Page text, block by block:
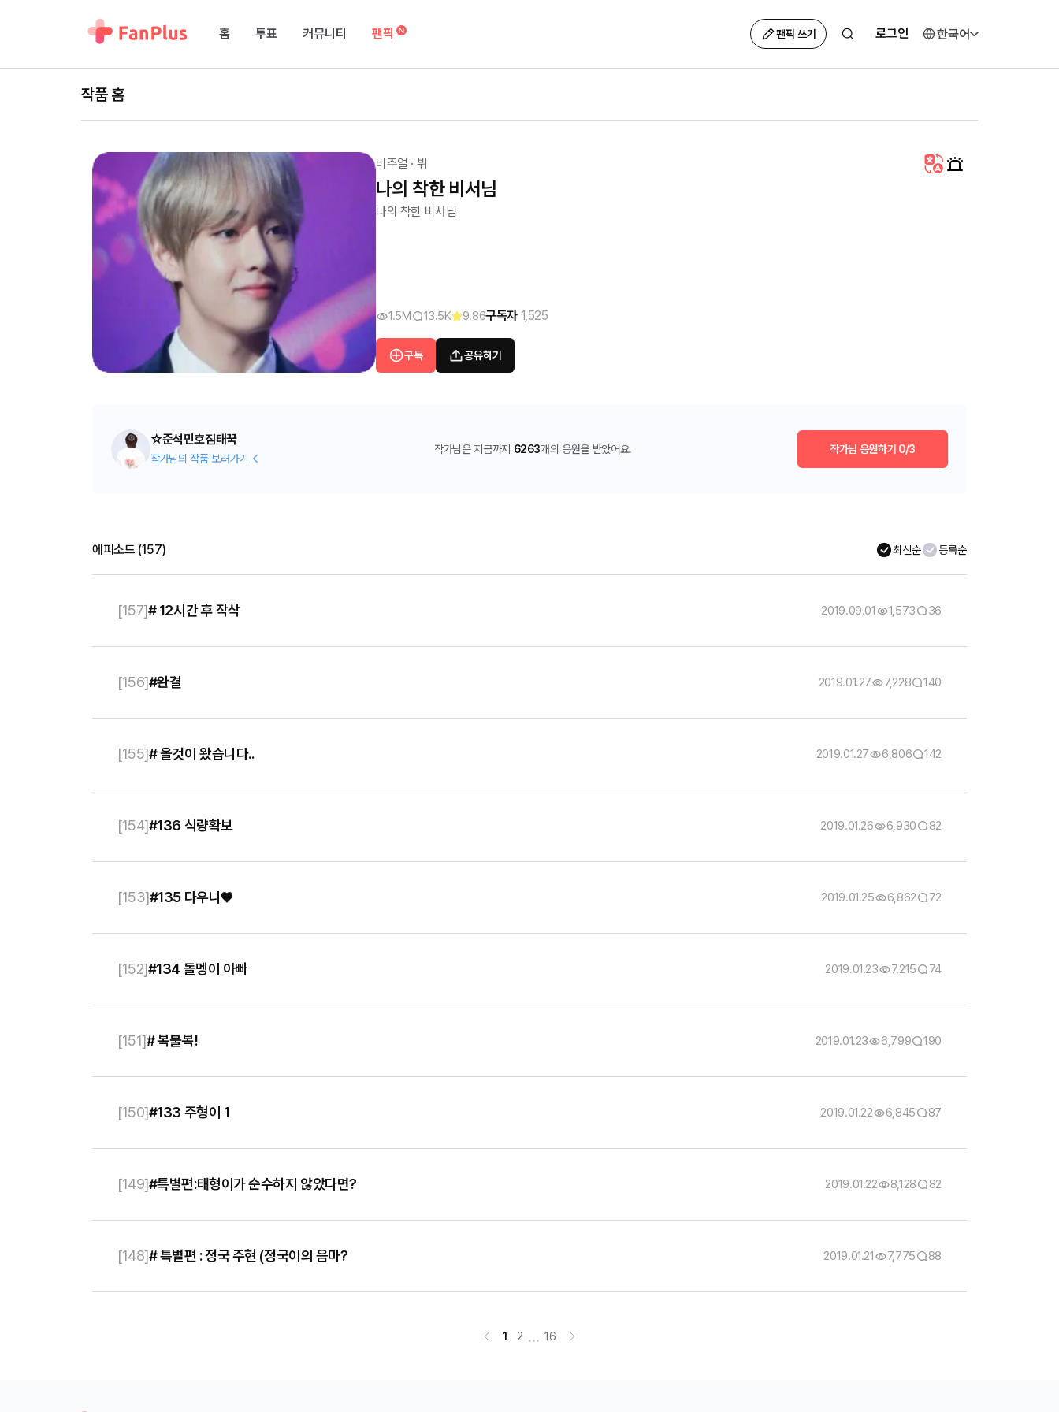
홈 투표 커뮤니티 팬픽 팬픽 쓰기 로그인 한국어
작품 홈
비주얼 · 뷔
나의 착한 비서님
나의 착한 비서님
1.5M 13.5K 9.86구독자 1,525
구독 공유하기
☆준석민호짐태꾹
작가님의 작품 보러가기
작가님은 지금까지 6263개의 응원을 받았어요. 작가님 응원하기 0/3
에피소드 (157) 최신순 등록순
[157]# 12시간 후 작삭 2019.09.01 1,573 36
[156]#완결 2019.01.27 7,228 140
[155]# 올것이 왔습니다.. 2019.01.27 6,806 142
[154]#136 식량확보 2019.01.26 6,930 82
[153]#135 다우니♥ 2019.01.25 6,862 72
[152]#134 돌멩이 아빠 2019.01.23 7,215 74
[151]# 복불복! 2019.01.23 6,799 190
[150]#133 주형이 1 2019.01.22 6,845 87
[149]#특별편:태형이가 순수하지 않았다면? 2019.01.22 8,128 82
[148]# 특별편 : 정국 주현 (정국이의 음마? 2019.01.21 7,775 88
1 2 ... 16